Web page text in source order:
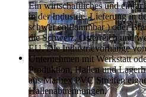
Ein wirtschaftliches und
in der Industrie. Lieferung in
schwer entflammbar ) oder
die Schweiz, Österreich und
EU. Die Industrievorhänge
Unternehmen mit Werkstatt
Produktion, Hallen und
aus Marbex PVC Streifen
Hallenabtrennungen.